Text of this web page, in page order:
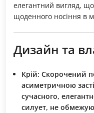
елегантний вигляд,
щоденного носіння в
Дизайн та
Крій: Скорочений
асиметричною
сучасного,
силует, не